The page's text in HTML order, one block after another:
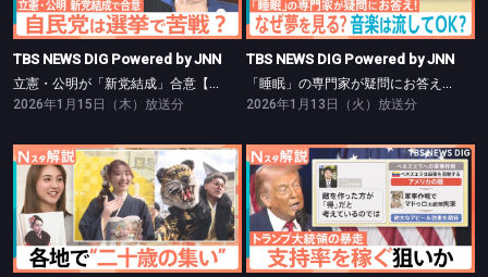
TBS NEWS DIG Powered by JNN
立憲・公明が「新党結成」合意【Nスタ】
2026年1月15日（木）放送分
TBS NEWS DIG Powered by JNN
「睡眠」の専門家が疑問にお答え！【Nスタ】
2026年1月13日（火）放送分
TBS NEWS DIG Powered by JNN
振り袖は「ママ振り」がトレンド【Nスタ】
TBS NEWS DIG Powered by JNN
暴走？トランプ氏、背景に中間選挙【Nスタ】